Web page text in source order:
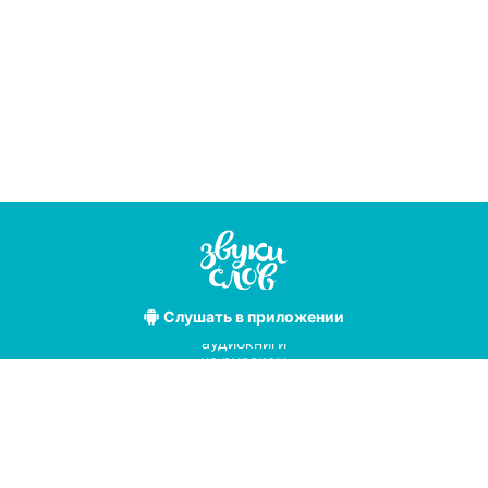
Слушатьв приложении
Лучшие
аудиокниги
на русском